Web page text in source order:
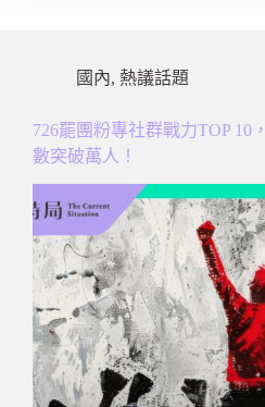
國內, 熱議話題
726罷團粉專社群戰力TOP 10
數突破萬人！